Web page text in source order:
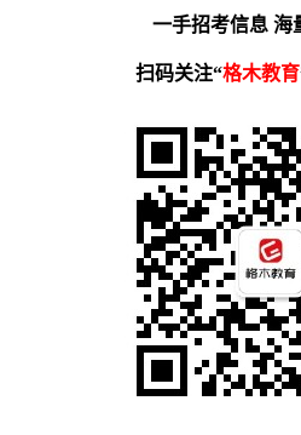
一手招考信息 海
扫码关注“格木教育